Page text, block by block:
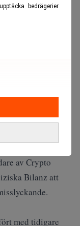
bedrägerier
där
växande
har
spekulativa
har blivit mer
av Crypto
Bilanz att
med tidigare